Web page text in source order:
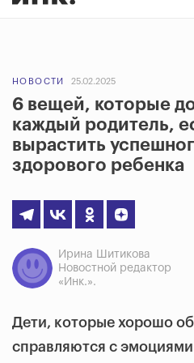
НОВОСТИ 25.02.2025
6 вещей, которые
каждый родитель,
вырастить
здорового ребенка
Ирина Шитикова
Новостной редактор
«Инк.».
Дети, которые хорошо
справляются с